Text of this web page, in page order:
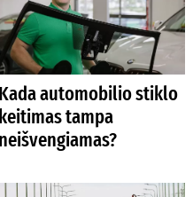
Kada automobilio stiklo
keitimas tampa
neišvengiamas?